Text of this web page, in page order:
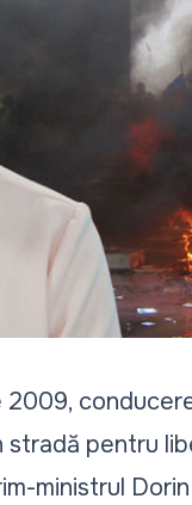
stradă pentru
ministrul